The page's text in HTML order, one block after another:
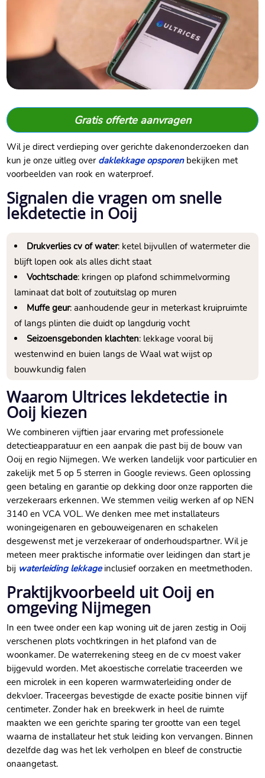
Gratis offerte aanvragen
Wil je direct verdieping over gerichte dakenonderzoeken dan
kun je onze uitleg over daklekkage opsporenbekijken met
voorbeelden van rook en waterproef.
Signalen die vragen om snelle
lekdetectie in Ooij
Drukverlies cv of water: ketel bijvullen of watermeter die
blijft lopen ook als alles dicht staat
Vochtschade: kringen op plafond schimmelvorming
laminaat dat bolt of zoutuitslag op muren
Muffe geur: aanhoudende geur in meterkast kruipruimte
of langs plinten die duidt op langdurig vocht
Seizoensgebonden klachten: lekkage vooral bij
westenwind en buien langs de Waal wat wijst op
bouwkundig falen
Waarom Ultrices lekdetectie in
Ooij kiezen
We combineren vijftien jaar ervaring met professionele
detectieapparatuur en een aanpak die past bij de bouw van
Ooij en regio Nijmegen. We werken landelijk voor particulier en
zakelijk met 5 op 5 sterren in Google reviews. Geen oplossing
geen betaling en garantie op dekking door onze rapporten die
verzekeraars erkennen. We stemmen veilig werken af op NEN
3140 en VCA VOL. We denken mee met installateurs
woningeigenaren en gebouweigenaren en schakelen
desgewenst met je verzekeraar of onderhoudspartner. Wil je
meteen meer praktische informatie over leidingen dan start je
bij waterleiding lekkageinclusief oorzaken en meetmethoden.
Praktijkvoorbeeld uit Ooij en
omgeving Nijmegen
In een twee onder een kap woning uit de jaren zestig in Ooij
verschenen plots vochtkringen in het plafond van de
woonkamer. De waterrekening steeg en de cv moest vaker
bijgevuld worden. Met akoestische correlatie traceerden we
een microlek in een koperen warmwaterleiding onder de
dekvloer. Traceergas bevestigde de exacte positie binnen vijf
centimeter. Zonder hak en breekwerk in heel de ruimte
maakten we een gerichte sparing ter grootte van een tegel
waarna de installateur het stuk leiding kon vervangen. Binnen
dezelfde dag was het lek verholpen en bleef de constructie
onaangetast.